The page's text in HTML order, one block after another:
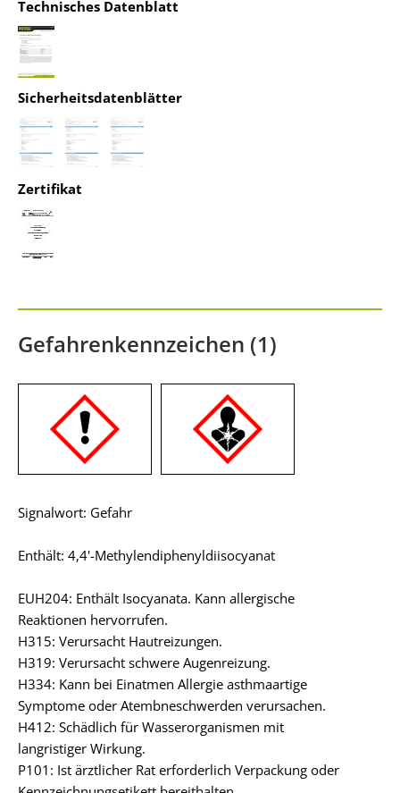
powered byUsercentrics Consent
Technisches Datenblatt
Sicherheitsdatenblätter
Zertifikat
Gefahrenkennzeichen (1)
Signalwort: Gefahr
Enthält: 4,4'-Methylendiphenyldiisocyanat
EUH204: Enthält Isocyanata. Kann allergische
Reaktionen hervorrufen.
H315: Verursacht Hautreizungen.
H319: Verursacht schwere Augenreizung.
H334: Kann bei Einatmen Allergie asthmaartige
Symptome oder Atembneschwerden verursachen.
H412: Schädlich für Wasserorganismen mit
langristiger Wirkung.
P101: Ist ärztlicher Rat erforderlich Verpackung oder